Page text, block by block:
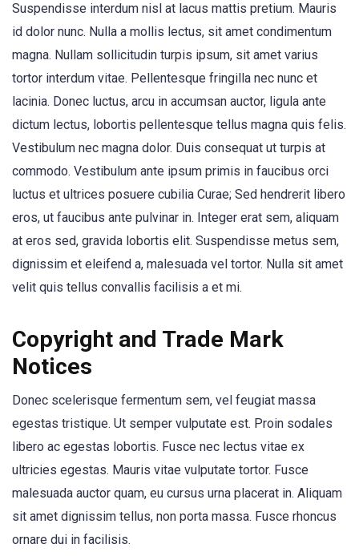
Suspendisse interdum nisl at lacus mattis pretium. Mauris
id dolor nunc. Nulla a mollis lectus, sit amet condimentum
magna. Nullam sollicitudin turpis ipsum, sit amet varius
tortor interdum vitae. Pellentesque fringilla nec nunc et
lacinia. Donec luctus, arcu in accumsan auctor, ligula ante
dictum lectus, lobortis pellentesque tellus magna quis felis.
Vestibulum nec magna dolor. Duis consequat ut turpis at
commodo. Vestibulum ante ipsum primis in faucibus orci
luctus et ultrices posuere cubilia Curae; Sed hendrerit libero
eros, ut faucibus ante pulvinar in. Integer erat sem, aliquam
at eros sed, gravida lobortis elit. Suspendisse metus sem,
dignissim et eleifend a, malesuada vel tortor. Nulla sit amet
velit quis tellus convallis facilisis a et mi.
Copyright and Trade Mark
Notices
Donec scelerisque fermentum sem, vel feugiat massa
egestas tristique. Ut semper vulputate est. Proin sodales
libero ac egestas lobortis. Fusce nec lectus vitae ex
ultricies egestas. Mauris vitae vulputate tortor. Fusce
malesuada auctor quam, eu cursus urna placerat in. Aliquam
sit amet dignissim tellus, non porta massa. Fusce rhoncus
ornare dui in facilisis.